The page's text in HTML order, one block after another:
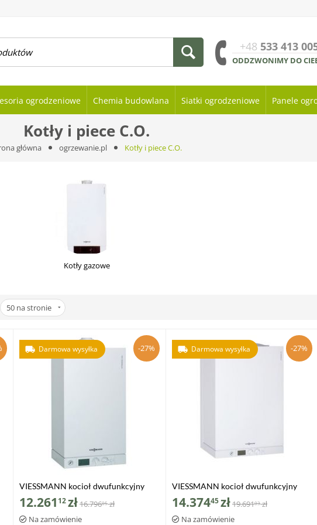
+48 533 413
ODDZWONIMY DO
ogrodzeniowe Chemia budowlana Siatki ogrodzeniowe Panele
Kotły i piece C.O.
główna ogrzewanie.pl Kotły i piece C.O.
Kotły gazowe
50 na stronie
Darmowa wysyłka -27%
VIESSMANN kocioł dwufunkcyjny
VITODENS 100-W 8,8-35,0 kW
12.261 12zł16.79605 zł
Na zamówienie
Darmowa wysyłka -27%
VIESSMANN kocioł dwufunkcyjny
VITODENS 111-W 6,5-19,0 kW z
zasobnikiem c.w.u
14.37445zł19.69103 zł
Na zamówienie